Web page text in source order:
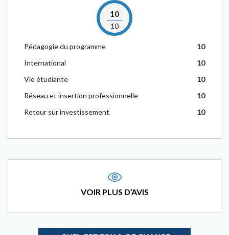
10
10
Pédagogie du programme
10
International
10
Vie étudiante
10
Réseau et insertion professionnelle
10
Retour sur investissement
10
VOIR PLUS D’AVIS